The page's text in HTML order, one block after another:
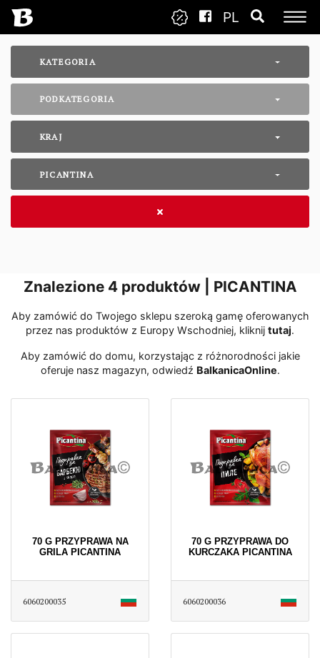
PL
KATEGORIA
PODKATEGORIA
KRAJ
PICANTINA
Znalezione 4produktów | PICANTINA
Aby zamówić do Twojego sklepu szeroką gamę oferowanych
przez nas produktów z Europy Wschodniej, kliknij tutaj․
Aby zamówić do domu, korzystając z różnorodności jakie
oferuje nasz magazyn, odwiedź BalkanicaOnline․
70 G PRZYPRAWA NA
GRILA PICANTINA
6060200035
70 G PRZYPRAWA DO
KURCZAKA PICANTINA
6060200036